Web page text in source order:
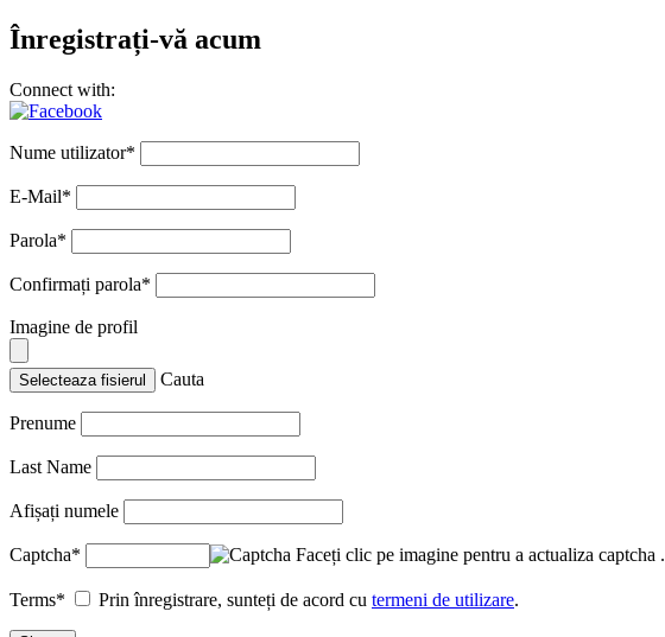
Înregistrați-vă acum
Connect with:
Nume utilizator*
E-Mail*
Parola*
Confirmați parola*
Imagine de profil
Selecteaza fisierul Cauta
Prenume
Last Name
Afișați numele
Captcha* Faceți clic pe imagine pentru a actualiza captcha .
Terms* Prin înregistrare, sunteți de acord cu termeni de utilizare.